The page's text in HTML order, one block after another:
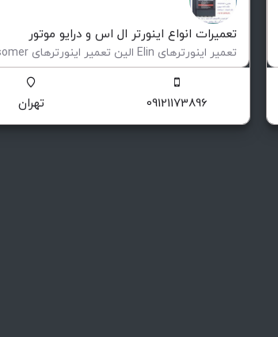
تعمیرات انواع اینورتر ال اس و درایو موتور
تعمیر و فروش اینورتر
09121173896 تهران